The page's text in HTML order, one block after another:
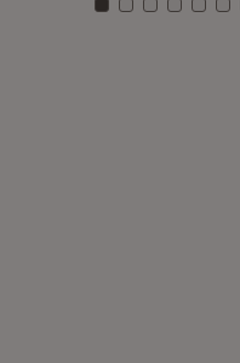
Zu Kachel: 0
Zu Kachel:
ZuZuZu